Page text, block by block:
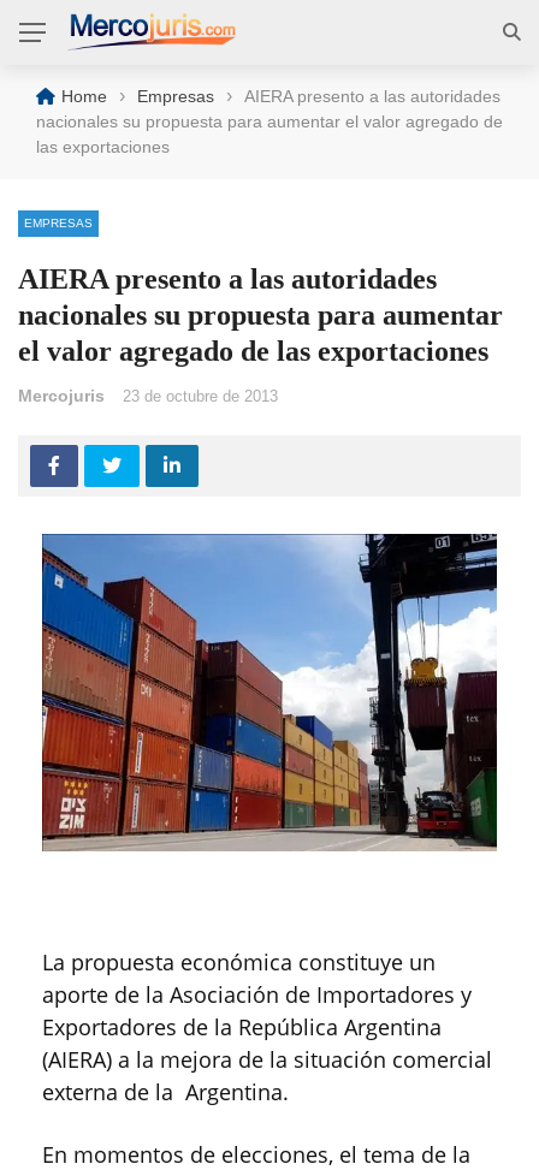
Home › Empresas ›
AIERA presento a las autoridades
nacionales su propuesta para aumentar el valor agregado de
las exportaciones
EMPRESAS
AIERA presento a las autoridades
nacionales su propuesta para aumentar
el valor agregado de las exportaciones
Mercojuris 23 de octubre de 2013
La propuesta económica constituye un
aporte de la Asociación de Importadores y
Exportadores de la República Argentina
(AIERA) a la mejora de la situación comercial
externa de la Argentina.
En momentos de elecciones, el tema de la